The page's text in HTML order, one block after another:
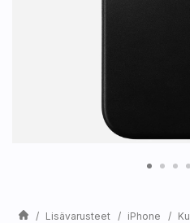
Lisävarusteet iPhone